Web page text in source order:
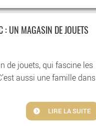
: UN MAGASIN DE JOUETS
de jouets, qui fascine les
aussi une famille dans
LIRE LA SUITE